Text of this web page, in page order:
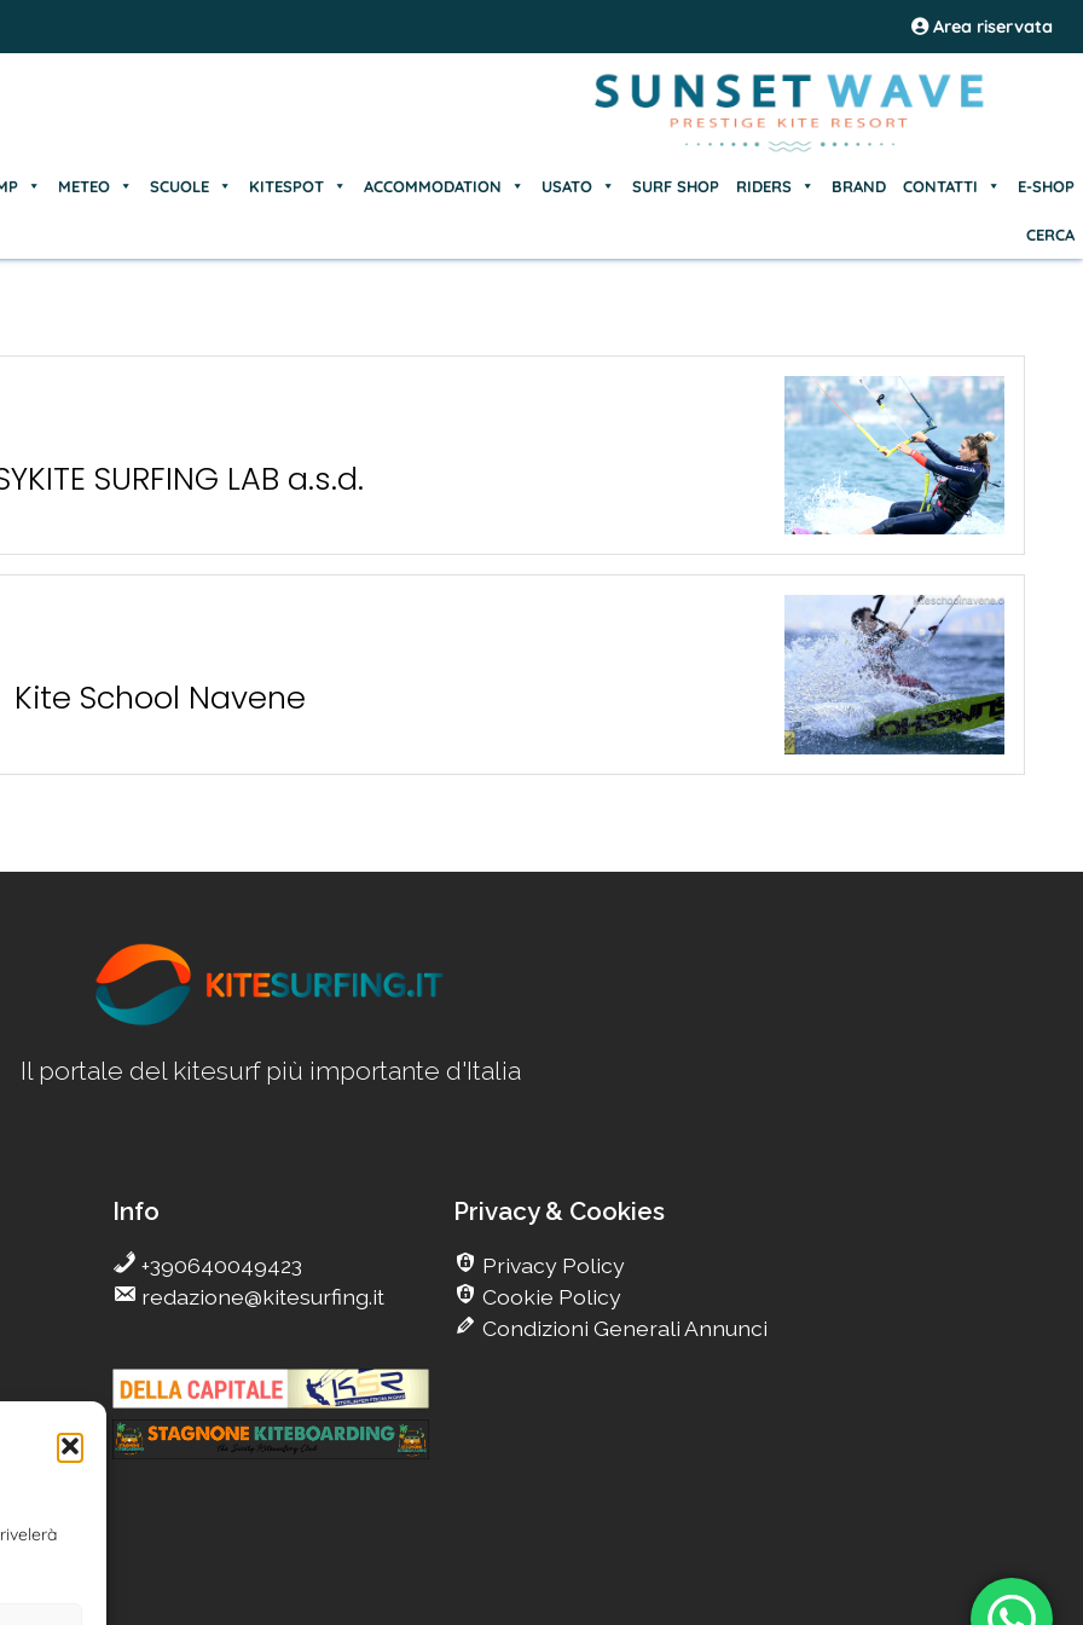
Area riservata
METEO SCUOLE KITESPOT ACCOMMODATION USATO SURF SHOP RIDERS BRAND CONTATTI E-SHOP
CERCA
SURFING LAB a.s.d.
Kite School Navene
Il portale del kitesurf più importante d'Italia
Info
+390640049423
redazione@kitesurfing.it
Privacy & Cookies
Privacy Policy
Cookie Policy
Condizioni Generali Annunci